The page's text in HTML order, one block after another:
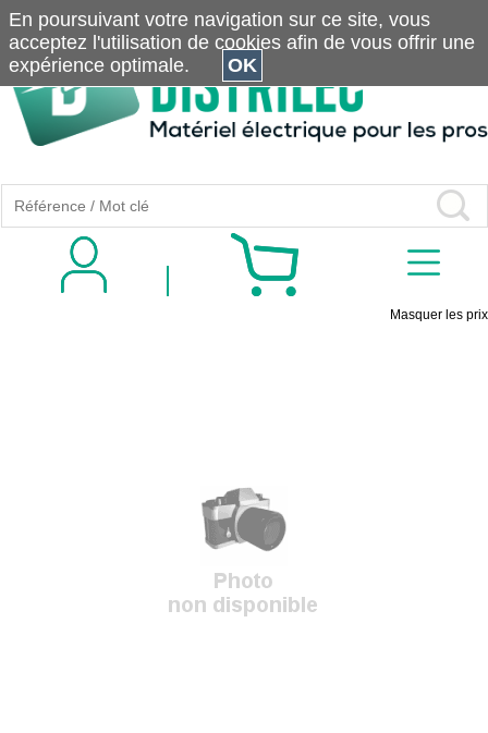
Masquer les prix
En poursuivant votre navigation sur ce site, vous
acceptez l'utilisation de cookies afin de vous offrir une
expérience optimale.
OK